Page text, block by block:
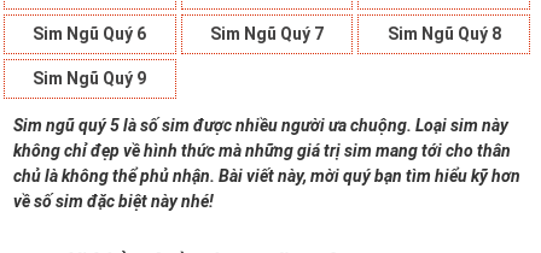
Sim Ngũ Quý 6 Sim Ngũ Quý 7 Sim Ngũ Quý 8
Sim Ngũ Quý 9
Sim ngũ quý 5 là số sim được nhiều người ưa chuộng. Loại sim này
không chỉ đẹp về hình thức mà những giá trị sim mang tới cho thân
chủ là không thể phủ nhận. Bài viết này, mời quý bạn tìm hiểu kỹ hơn
về số sim đặc biệt này nhé!